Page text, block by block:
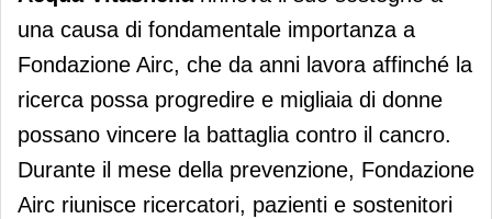
una causa di fondamentale importanza a
Fondazione Airc, che da anni lavora affinché la
ricerca possa progredire e migliaia di donne
possano vincere la battaglia contro il cancro.
Durante il mese della prevenzione, Fondazione
Airc riunisce ricercatori, pazienti e sostenitori